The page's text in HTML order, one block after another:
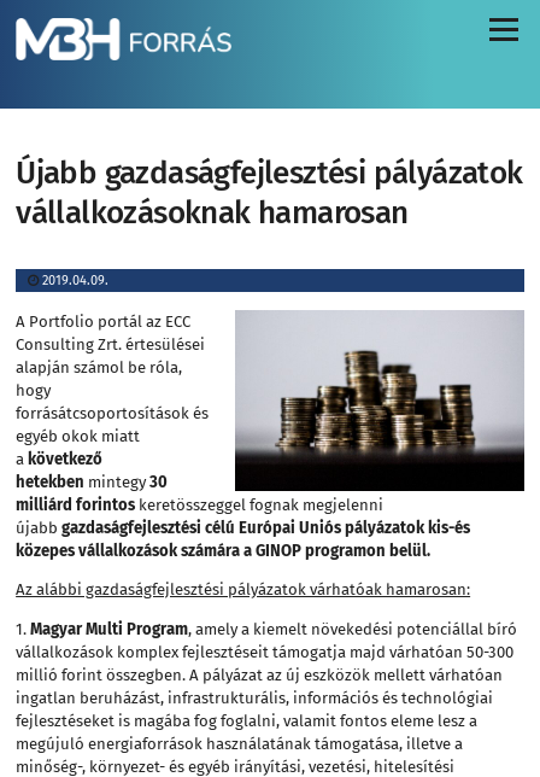
Menü
Újabb gazdaságfejlesztési pályázatok
vállalkozásoknak hamarosan
2019.04.09.
A Portfolio portál az ECC
Consulting Zrt. értesülései
alapján számol be róla,
hogy
forrásátcsoportosítások és
egyéb okok miatt
a következő
hetekben mintegy30
milliárd forintos keretösszeggel fognak megjelenni
újabbgazdaságfejlesztési célú Európai Uniós pályázatok kis-és
közepes vállalkozások számára a GINOP programon belül.
Az alábbi gazdaságfejlesztési pályázatok várhatóak hamarosan:
1.Magyar Multi Program, amely a kiemelt növekedési potenciállal bíró
vállalkozások komplex fejlesztéseit támogatja majd várhatóan 50-300
millió forint összegben. A pályázat az új eszközök mellett várhatóan
ingatlan beruházást, infrastrukturális, információs és technológiai
fejlesztéseket is magába fog foglalni, valamit fontos eleme lesz a
megújuló energiaforrások használatának támogatása, illetve a
minőség-, környezet- és egyéb irányítási, vezetési, hitelesítési